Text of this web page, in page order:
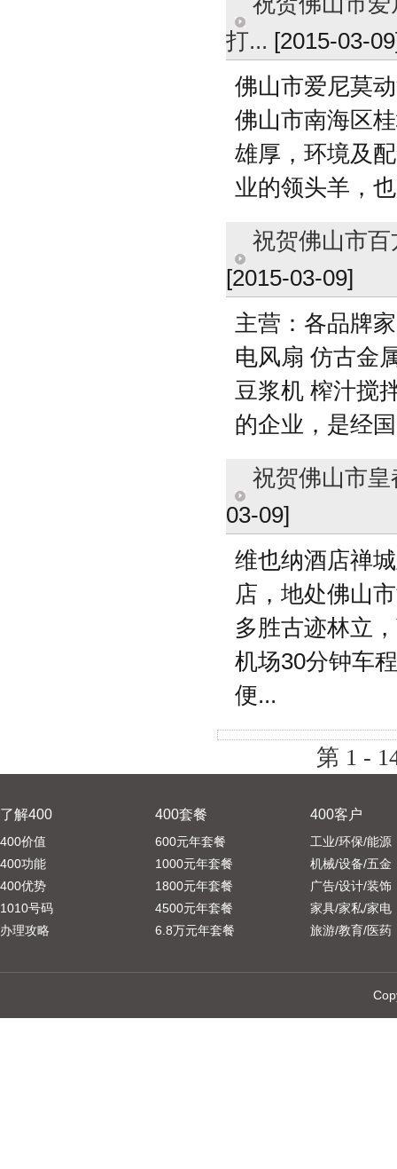
打... [2015-03-
佛山市爱尼莫
佛山市南海区
雄厚，环境及
业的领头羊，
祝贺佛山市
[2015-03-09]
主营：各品牌
电风扇 仿古金
豆浆机 榨汁搅
的企业，是经
祝贺佛山市
03-09]
维也纳酒店禅
店，地处佛山
多胜古迹林立
机场30分钟车
便...
第 1 -
了解400
400价值
400功能
400优势
1010号码
办理攻略
400套餐
600元年套餐
1000元年套餐
1800元年套餐
4500元年套餐
6.8万元年套餐
400客户
工业/环保/能源
机械/设备/五金
广告/设计/装饰
家具/家私/家电
旅游/教育/医药